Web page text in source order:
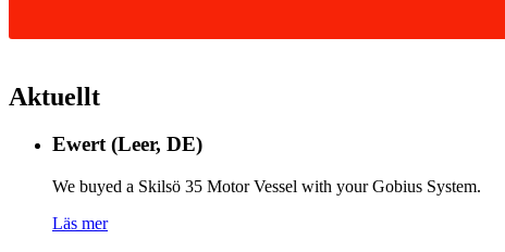
Aktuellt
Ewert (Leer, DE)
We buyed a Skilsö 35 Motor Vessel with your Gobius System.
Läs mer